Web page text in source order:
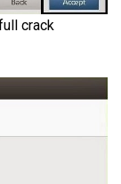
crack